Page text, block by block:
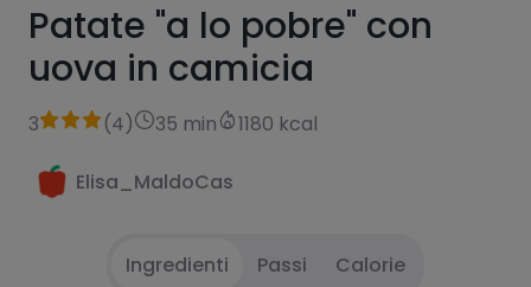
Patate "a lo pobre" con
uova in camicia
3 (4) 35 min 1180 kcal
Elisa_MaldoCas
Ingredienti Passi Calorie